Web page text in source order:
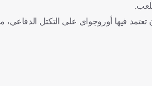
فيها أوروجواي على التكتل الدفاعي،